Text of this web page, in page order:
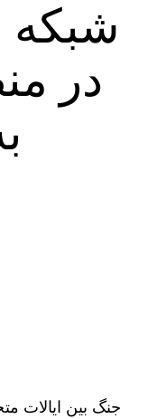
شبکه
در
جنگ بین ایالات